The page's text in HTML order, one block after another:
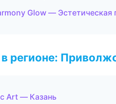
Glow — Эстетическая
регионе:
Art — Казань